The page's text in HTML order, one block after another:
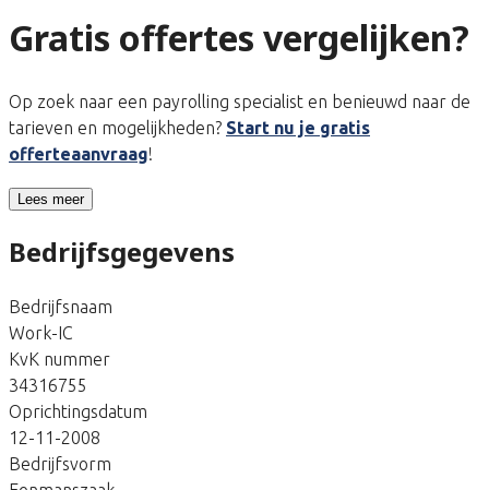
Gratis offertes vergelijken?
Op zoek naar een payrolling specialist en benieuwd naar de
tarieven en mogelijkheden? Start nu je gratis
offerteaanvraag!
Lees meer
Bedrijfsgegevens
Bedrijfsnaam
Work-IC
KvK nummer
34316755
Oprichtingsdatum
12-11-2008
Bedrijfsvorm